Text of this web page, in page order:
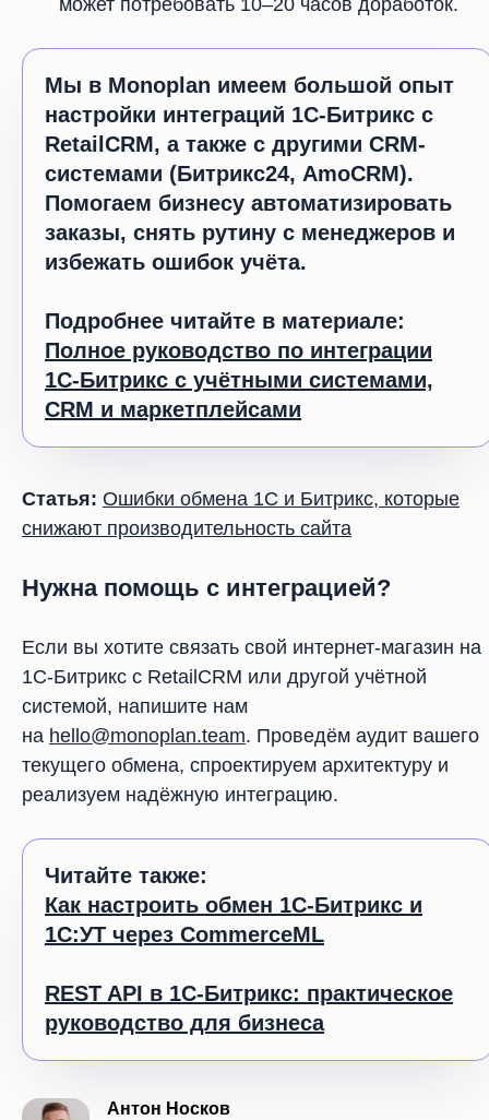
может потребовать 10–20 часов доработок.
Мы в Monoplan имеем большой опыт
настройки интеграций 1С-Битрикс с
RetailCRM, а также с другими CRM-
системами (Битрикс24, AmoCRM).
Помогаем бизнесу автоматизировать
заказы, снять рутину с менеджеров и
избежать ошибок учёта.
Подробнее читайте в материале:
Полное руководство по интеграции
1С-Битрикс с учётными системами,
CRM и маркетплейсами
Статья: Ошибки обмена 1С и Битрикс, которые
снижают производительность сайта
Нужна помощь с интеграцией?
Если вы хотите связать свой интернет-магазин на
1С-Битрикс с RetailCRM или другой учётной
системой, напишите нам
на hello@monoplan.team. Проведём аудит вашего
текущего обмена, спроектируем архитектуру и
реализуем надёжную интеграцию.
Читайте также:
Как настроить обмен 1С-Битрикс и
1С:УТ через CommerceML
REST API в 1С-Битрикс: практическое
руководство для бизнеса
Антон Носков